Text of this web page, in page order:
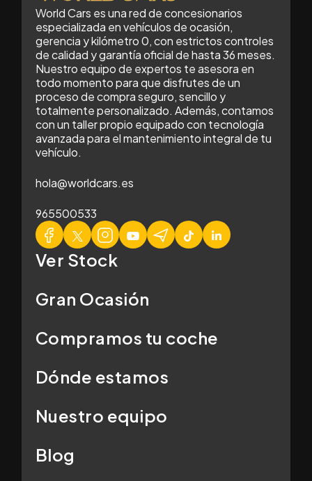
World Cars es una red de concesionarios
especializada en vehículos de ocasión,
gerencia y kilómetro 0, con estrictos controles
de calidad y garantía oficial de hasta 36 meses.
Nuestro equipo de expertos te asesora en
todo momento para que disfrutes de un
proceso de compra seguro, sencillo y
totalmente personalizado. Además, contamos
con un taller propio equipado con tecnología
avanzada para el mantenimiento integral de tu
vehículo.
hola@worldcars.es
965500533
Ver Stock
Gran Ocasión
Compramos tu coche
Dónde estamos
Nuestro equipo
Blog